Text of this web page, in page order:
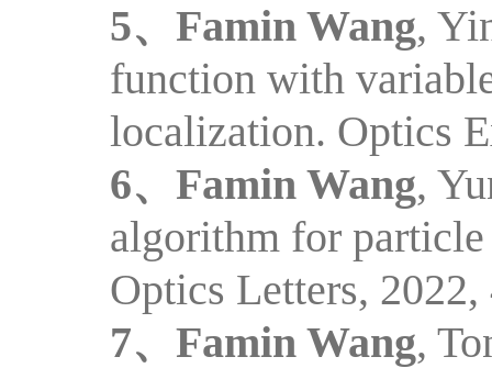
5、 Famin Wang,
function with
localization. Optics
6、 Famin Wang,
algorithm for
Optics Letters,
7、 Famin Wang,